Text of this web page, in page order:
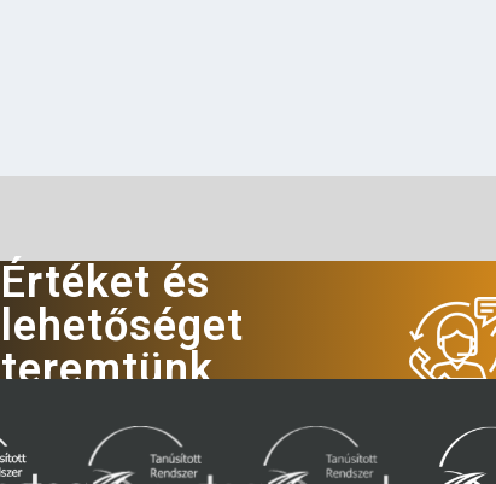
Értéket és
lehetőséget
teremtünk